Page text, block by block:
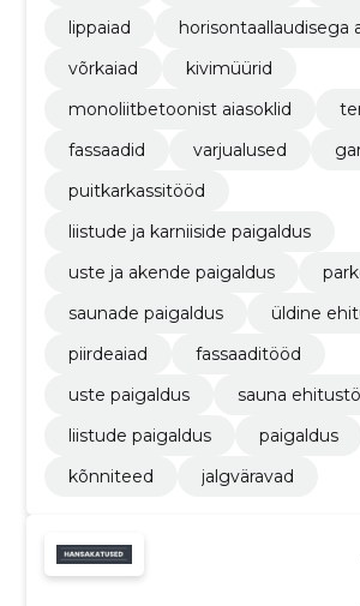
lippaiad
horisontaallaudisega
võrkaiad
kivimüürid
monoliitbetoonist aiasoklid
fassaadid
varjualused
puitkarkassitööd
liistude ja karniiside paigaldus
uste ja akende paigaldus
saunade paigaldus
üldine
piirdeaiad
fassaaditööd
uste paigaldus
sauna
liistude paigaldus
paigaldus
kõnniteed
jalgväravad